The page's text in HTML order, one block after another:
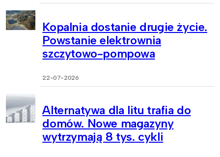
Kopalnia dostanie drugie życie.
Powstanie elektrownia
szczytowo-pompowa
22-07-2026
Alternatywa dla litu trafia do
domów. Nowe magazyny
wytrzymają 8 tys. cykli